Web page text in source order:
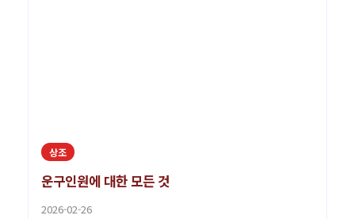
상조
운구인원에 대한 모든 것
2026-02-26